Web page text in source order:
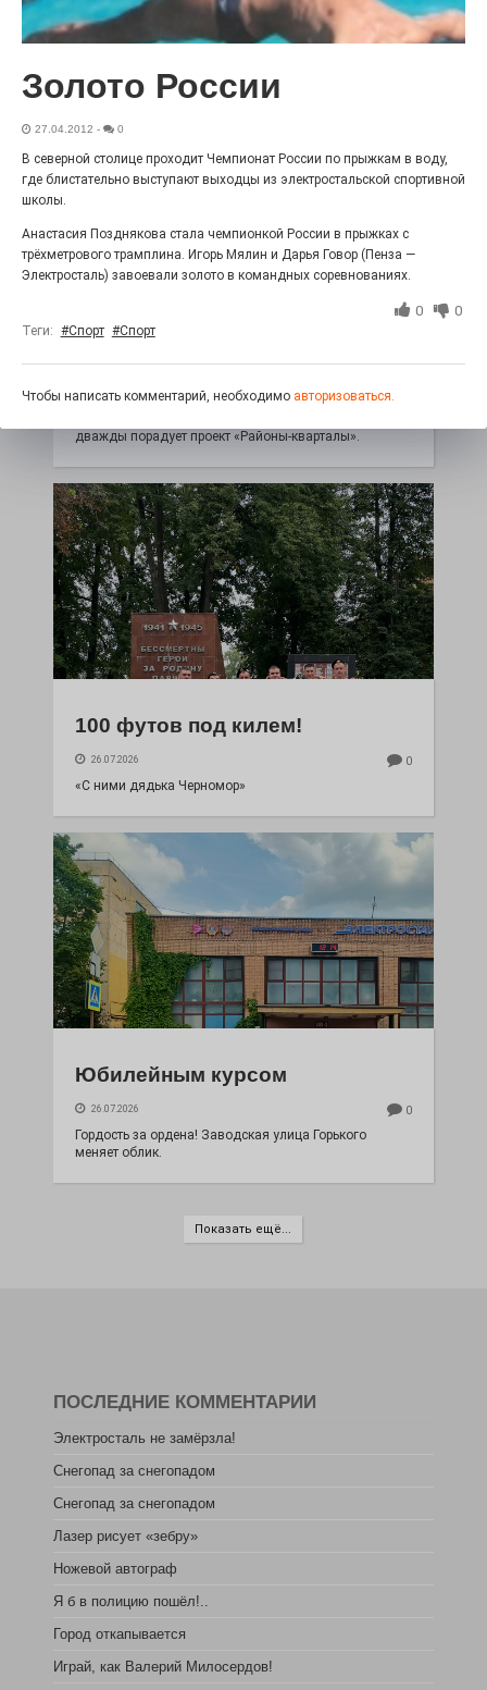
Выставка «Палитра героизма» — новый масштабный
проект, на который электростальцев приглашает к
«Районы-кварталы»
путешествуют по городу
27.07.2026
дважды порадует проект «Районы-кварталы».
100 футов под килем!
26.07.2026 0
«С ними дядька Черномор»
Юбилейным курсом
26.07.2026 0
Гордость за ордена! Заводская улица Горького
меняет облик.
Показать ещё...
Золото России
27.04.2012 - 0
В северной столице проходит Чемпионат России по прыжкам в воду,
где блистательно выступают выходцы из электростальской спортивной
школы.
Анастасия Позднякова стала чемпионкой России в прыжках с
трёхметрового трамплина. Игорь Мялин и Дарья Говор (Пенза —
Электросталь) завоевали золото в командных соревнованиях.
0 0
Теги: #Спорт #Спорт
Чтобы написать комментарий, необходимо авторизоваться.
ПОСЛЕДНИЕ КОММЕНТАРИИ
Электросталь не замёрзла!
Снегопад за снегопадом
Снегопад за снегопадом
Лазер рисует «зебру»
Ножевой автограф
Я б в полицию пошёл!..
Город откапывается
Играй, как Валерий Милосердов!